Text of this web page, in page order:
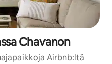
Chavanon
Airbnb:ltä